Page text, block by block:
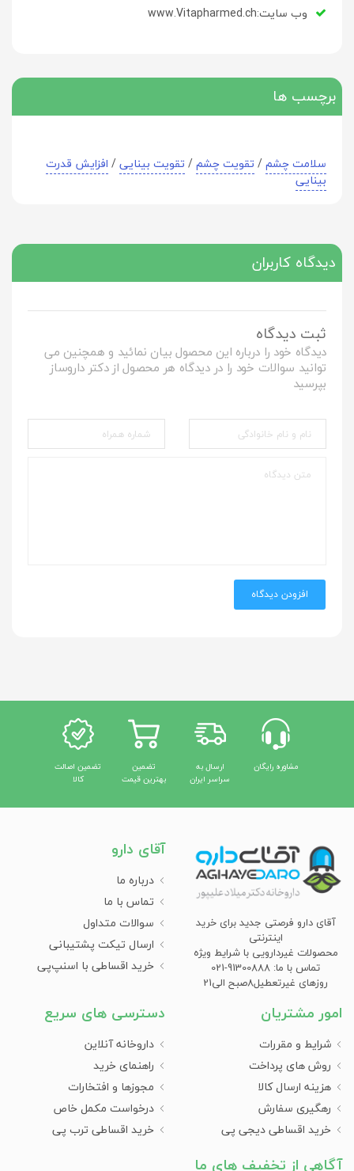
وب سایت:www.Vitapharmed.ch
برچسب ها
سلامت چشم/ تقویت چشم/ تقویت بینایی/ افزایش قدرت
بینایی
دیدگاه کاربران
ثبت دیدگاه
دیدگاه خود را درباره این محصول بیان نمائید و همچنین می
توانید سوالات خود را در دیدگاه هر محصول از دکتر داروساز
بپرسید
افزودن دیدگاه
مشاوره رایگان
ارسال به
سراسر ایران
تضمین
بهترین قیمت
تضمین اصالت
کالا
آقای دارو فرصتی جدید برای خرید
اینترنتی
محصولات غیردارویی با شرایط ویژه
تماس با ما: 91300888-021
روزهای غیرتعطیل8صبح الی21
آقای دارو
درباره ما
تماس با ما
سوالات متداول
ارسال تیکت پشتیبانی
خرید اقساطی با اسنپ‌پی
امور مشتریان
شرایط و مقررات
روش های پرداخت
هزینه ارسال کالا
رهگیری سفارش
خرید اقساطی دیجی پی
دسترسی های سریع
داروخانه آنلاین
راهنمای خرید
مجوزها و افتخارات
درخواست مکمل خاص
خرید اقساطی ترب پی
آگاهی از تخفیف های ما